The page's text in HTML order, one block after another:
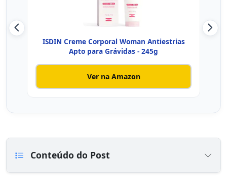
ISDIN Creme Corporal Woman Antiestrias
Apto para Grávidas - 245g
Ver na Amazon
Conteúdo do Post